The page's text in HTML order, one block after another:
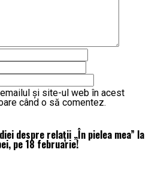
și site-ul web în acest
când o să comentez.
despre relații „În pielea mea” la
pe 18 februarie!